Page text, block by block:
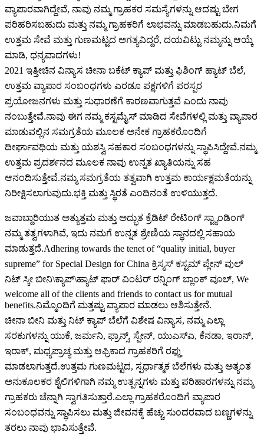
ವ್ಯಾಪಾರವಾಗಿದ್ದೇವೆ, ನಾವು ನಮ್ಮ ಗ್ರಾಹಕರ ಸಮಸ್ಯೆಗಳನ್ನು ಆದಷ್ಟು ಬೇಗ
ಪರಿಹರಿಸಬಹುದು ಮತ್ತು ನಮ್ಮ ಗ್ರಾಹಕರಿಗೆ ಲಾಭವನ್ನು ಮಾಡಬಹುದು.ನಿಮಗೆ
ಉತ್ತಮ ಸೇವೆ ಮತ್ತು ಗುಣಮಟ್ಟದ ಅಗತ್ಯವಿದ್ದರೆ, ದಯವಿಟ್ಟು ನಮ್ಮನ್ನು ಆಯ್ಕೆ
ಮಾಡಿ, ಧನ್ಯವಾದಗಳು!
2021 ಇತ್ತೀಚಿನ ವಿನ್ಯಾಸ ಚೀನಾ ಬಕೆಟ್ ಕ್ಯಾಪ್ ಮತ್ತು ಫಿಶಿಂಗ್ ಹ್ಯಾಟ್ ಬೆಲೆ,
ಉತ್ತಮ ವ್ಯಾಪಾರ ಸಂಬಂಧಗಳು ಎರಡೂ ಪಕ್ಷಗಳಿಗೆ ಪರಸ್ಪರ
ಪ್ರಯೋಜನಗಳು ಮತ್ತು ಸುಧಾರಣೆಗೆ ಕಾರಣವಾಗುತ್ತವೆ ಎಂದು ನಾವು
ನಂಬುತ್ತೇವೆ.ನಾವು ಈಗ ನಮ್ಮ ಕಸ್ಟಮೈಸ್ ಮಾಡಿದ ಸೇವೆಗಳಲ್ಲಿ ಮತ್ತು ವ್ಯಾಪಾರ
ಮಾಡುವಲ್ಲಿನ ಸಮಗ್ರತೆಯ ಮೂಲಕ ಅನೇಕ ಗ್ರಾಹಕರೊಂದಿಗೆ
ದೀರ್ಘಾವಧಿಯ ಮತ್ತು ಯಶಸ್ವಿ ಸಹಕಾರ ಸಂಬಂಧಗಳನ್ನು ಸ್ಥಾಪಿಸಿದ್ದೇವೆ.ನಮ್ಮ
ಉತ್ತಮ ಪ್ರದರ್ಶನದ ಮೂಲಕ ನಾವು ಉನ್ನತ ಖ್ಯಾತಿಯನ್ನು ಸಹ
ಆನಂದಿಸುತ್ತೇವೆ.ನಮ್ಮ ಸಮಗ್ರತೆಯ ತತ್ವವಾಗಿ ಉತ್ತಮ ಕಾರ್ಯಕ್ಷಮತೆಯನ್ನು
ನಿರೀಕ್ಷಿಸಲಾಗುವುದು.ಭಕ್ತಿ ಮತ್ತು ಸ್ಥಿರತೆ ಎಂದಿನಂತೆ ಉಳಿಯುತ್ತದೆ.
ಜವಾಬ್ದಾರಿಯುತ ಅತ್ಯುತ್ತಮ ಮತ್ತು ಅದ್ಭುತ ಕ್ರೆಡಿಟ್ ರೇಟಿಂಗ್ ಸ್ಟ್ಯಾಂಡಿಂಗ್
ನಮ್ಮ ತತ್ವಗಳಾಗಿವೆ, ಇದು ನಮಗೆ ಉನ್ನತ ಶ್ರೇಣಿಯ ಸ್ಥಾನದಲ್ಲಿ ಸಹಾಯ
ಮಾಡುತ್ತದೆ.Adhering towards the tenet of “quality initial, buyer
supreme” for Special Design for China ಕ್ರಿಸ್ಮಸ್ ಕಸ್ಟಮ್ ಪ್ಲೇನ್ ವುಲ್
ನಿಟ್ ಸ್ಕೀ ಬೀನಿ\ಕ್ಯಾಪ್\ಹ್ಯಾಟ್ ಫಾರ್ ವಿಂಟರ್ ರನ್ನಿಂಗ್ ಬ್ಲಾಂಕ್ ವೂಲ್, We
welcome all of the clients and friends to contact us for mutual
benefits.ನಿಮ್ಮೊಂದಿಗೆ ಮತ್ತಷ್ಟು ವ್ಯಾಪಾರ ಮಾಡಲು ಆಶಿಸುತ್ತೇನೆ.
ಚೀನಾ ಬೀನಿ ಮತ್ತು ನಿಟ್ ಕ್ಯಾಪ್ ಬೆಲೆಗೆ ವಿಶೇಷ ವಿನ್ಯಾಸ, ನಮ್ಮ ಎಲ್ಲಾ
ಸರಕುಗಳನ್ನು ಯುಕೆ, ಜರ್ಮನಿ, ಫ್ರಾನ್ಸ್, ಸ್ಪೇನ್, ಯುಎಸ್ಎ, ಕೆನಡಾ, ಇರಾನ್,
ಇರಾಕ್, ಮಧ್ಯಪ್ರಾಚ್ಯ ಮತ್ತು ಆಫ್ರಿಕಾದ ಗ್ರಾಹಕರಿಗೆ ರಫ್ತು
ಮಾಡಲಾಗುತ್ತದೆ.ಉತ್ತಮ ಗುಣಮಟ್ಟದ, ಸ್ಪರ್ಧಾತ್ಮಕ ಬೆಲೆಗಳು ಮತ್ತು ಅತ್ಯಂತ
ಅನುಕೂಲಕರ ಶೈಲಿಗಳಿಗಾಗಿ ನಮ್ಮ ಉತ್ಪನ್ನಗಳು ಮತ್ತು ಪರಿಹಾರಗಳನ್ನು ನಮ್ಮ
ಗ್ರಾಹಕರು ಚೆನ್ನಾಗಿ ಸ್ವಾಗತಿಸುತ್ತಾರೆ.ಎಲ್ಲಾ ಗ್ರಾಹಕರೊಂದಿಗೆ ವ್ಯಾಪಾರ
ಸಂಬಂಧವನ್ನು ಸ್ಥಾಪಿಸಲು ಮತ್ತು ಜೀವನಕ್ಕೆ ಹೆಚ್ಚು ಸುಂದರವಾದ ಬಣ್ಣಗಳನ್ನು
ತರಲು ನಾವು ಭಾವಿಸುತ್ತೇವೆ.